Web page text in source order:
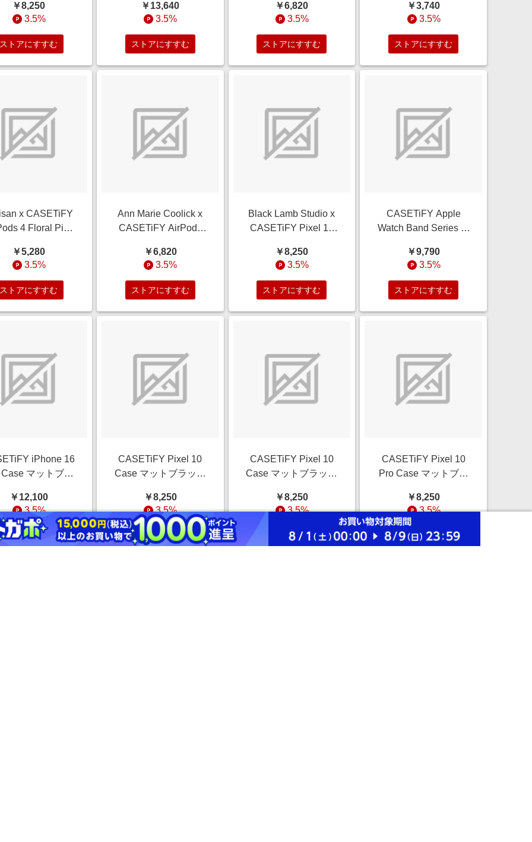
Black イ
クトケース COW
PRINT
￥8,250
3.5%
ストアにすすむ
パクト フォリオ ケー
ス Delacroix iPad
Case
￥13,640
3.5%
ストアにすすむ
ス Star,Quote
Quote,Star,Typography
Woman On a Mission -
Airpod Pro
￥6,820
3.5%
ストアにすすむ
Quote,Portraiture クリ
ア インパクト クリア
ケース MagSafe対応
Girl boss (brunette)
￥3,740
3.5%
ストアにすすむ
x CASETiFY
4 Floral Pink
Botanicals
￥5,280
3.5%
ストアにすすむ
Ann Marie Coolick x
CASETiFY AirPods
Matte Charcoal バウン
ス ケース Magenta
Confetti
￥6,820
3.5%
ストアにすすむ
Black Lamb Studio x
CASETiFY Pixel 10
Black Impact Magnetic
Case DOG SHOW
￥8,250
3.5%
ストアにすすむ
CASETiFY Apple
Watch Band Series 4-
グレー 本革製レザーバ
ド casetify
￥9,790
3.5%
ストアにすすむ
iPhone 16
Case マットブラ
スタンドケース
対応 Camo
Camo Over -
Olive Mix
￥12,100
3.5%
ストアにすすむ
CASETiFY Pixel 10
Case マットブラック
Camo Camo Camo
Over - Olive
￥8,250
3.5%
ストアにすすむ
CASETiFY Pixel 10
Case マットブラック
Camo Camo Camo
￥8,250
3.5%
ストアにすすむ
CASETiFY Pixel 10
Pro Case マットブラ
Case Cassette
Cassette CASETiFY
MiXTAPE - Neon
Remix
￥8,250
3.5%
ストアにすすむ